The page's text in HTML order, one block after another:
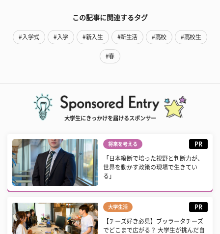
この記事に関連するタグ
#入学式 #入学 #新入生 #新生活 #高校 #高校生
#春
大学生にきっかけを届けるスポンサー
将来を考える PR
「日本縦断で培った視野と判断力が、
世界を動かす政策の現場で生きてい
る」
大学生活 PR
【チーズ好き必見】ブッラータチーズ
でどこまで広がる？ 大学生が挑んだ自